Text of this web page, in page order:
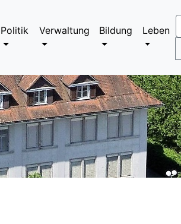
Politik Verwaltung Bildung Leben